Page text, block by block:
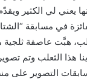
يعني لي الكثير
في مسابقة
الثعالب، هبَّت عاصفة
هذا الثعلب
الرابع في مسابقات